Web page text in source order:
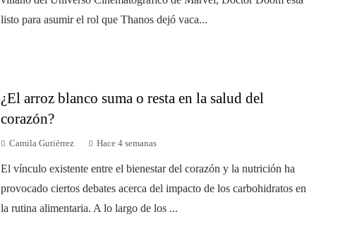
listo para asumir el rol que Thanos dejó vaca...
¿El arroz blanco suma o resta en la salud del
corazón?
Camila Gutiérrez Hace 4 semanas
El vínculo existente entre el bienestar del corazón y la nutrición ha
provocado ciertos debates acerca del impacto de los carbohidratos en
la rutina alimentaria. A lo largo de los ...